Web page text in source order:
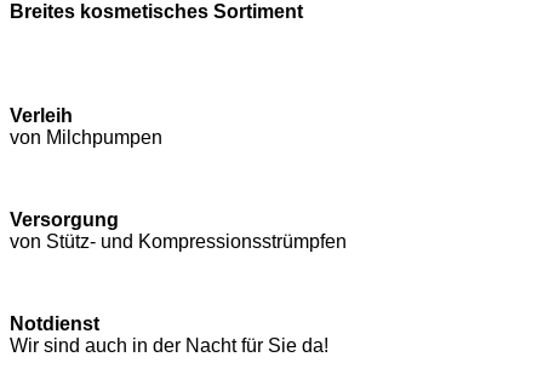
Breites kosmetisches Sortiment
Verleih
von Milchpumpen
Versorgung
von Stütz- und Kompressions­strümpfen
Notdienst
Wir sind auch in der Nacht für Sie da!